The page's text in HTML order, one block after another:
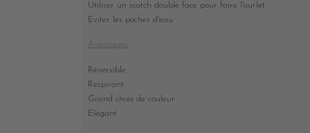
Utiliser un scotch double face pour faire l'ourlet
Eviter les poches d'eau
Avantages
Réversible
Respirant
Grand choix de couleur
Elégant